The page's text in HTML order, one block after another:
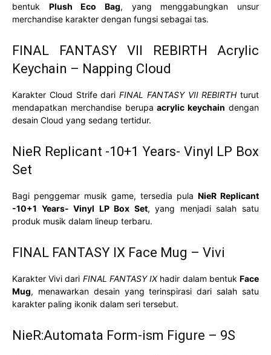
bentuk Plush Eco Bag, yang menggabungkan unsur
merchandise karakter dengan fungsi sebagai tas.
FINAL FANTASY VII REBIRTH Acrylic
Keychain – Napping Cloud
Karakter Cloud Strife dari FINAL FANTASY VII REBIRTH turut
mendapatkan merchandise berupaacrylic keychain dengan
desain Cloud yang sedang tertidur.
NieR Replicant -10+1 Years- Vinyl LP Box
Set
Bagi penggemar musik game, tersedia pula NieR Replicant
-10+1 Years- Vinyl LP Box Set, yang menjadi salah satu
produk musik dalam lineup terbaru.
FINAL FANTASY IX Face Mug – Vivi
Karakter Vivi dari FINAL FANTASY IXhadir dalam bentukFace
Mug, menawarkan desain yang terinspirasi dari salah satu
karakter paling ikonik dalam seri tersebut.
NieR:Automata Form-ism Figure – 9S